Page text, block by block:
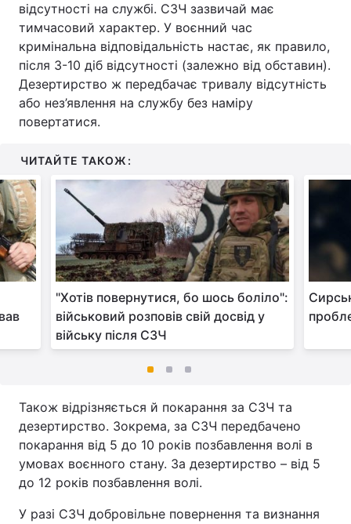
відсутності на службі. СЗЧ зазвичай має
тимчасовий характер. У воєнний час
кримінальна відповідальність настає, як правило,
після 3-10 діб відсутності (залежно від обставин).
Дезертирство ж передбачає тривалу відсутність
або нез’явлення на службу без наміру
повертатися.
ЧИТАЙТЕ ТАКОЖ:
"Хотів повернутися, бо шось боліло":
військовий розповів свій досвід у
війську після СЗЧ
Також відрізняється й покарання за СЗЧ та
дезертирство. Зокрема, за СЗЧ передбачено
покарання від 5 до 10 років позбавлення волі в
умовах воєнного стану. За дезертирство – від 5
до 12 років позбавлення волі.
У разі СЗЧ добровільне повернення та визнання